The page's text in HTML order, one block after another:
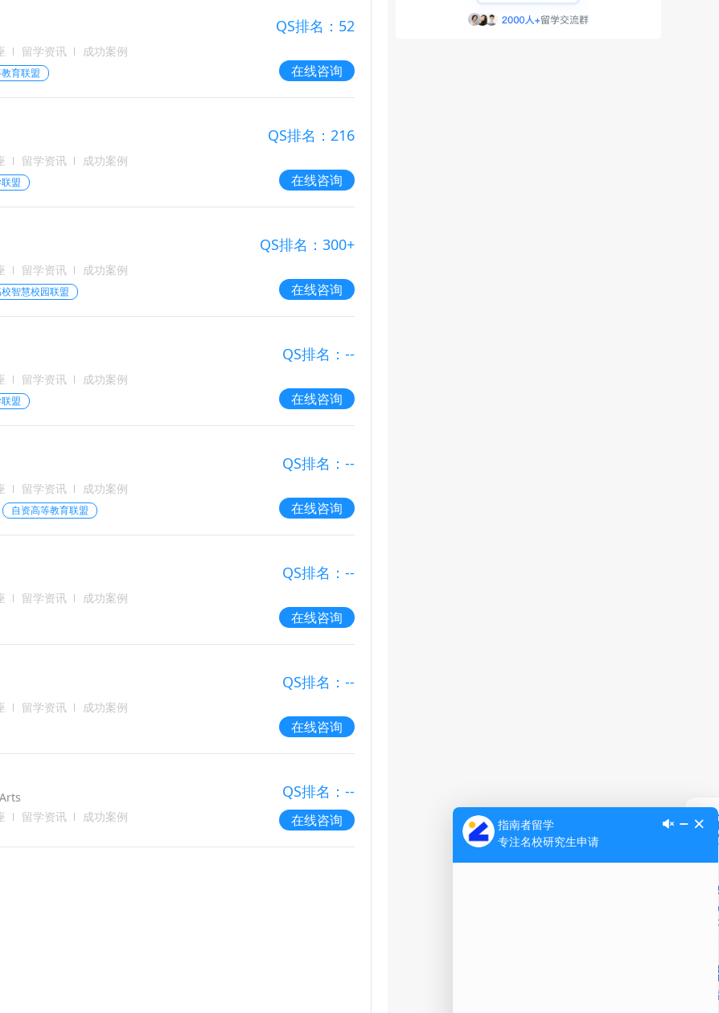
留学资讯 成功案例
育联盟
QS排名：52
在线咨询
留学资讯 成功案例
盟
QS排名：216
在线咨询
留学资讯 成功案例
智慧校园联盟
QS排名：300+
在线咨询
留学资讯 成功案例
盟
QS排名：--
在线咨询
留学资讯 成功案例
自资高等教育联盟
QS排名：--
在线咨询
留学资讯 成功案例
QS排名：--
在线咨询
留学资讯 成功案例
QS排名：--
在线咨询
留学资讯 成功案例
QS排名：--
在线咨询
公
微